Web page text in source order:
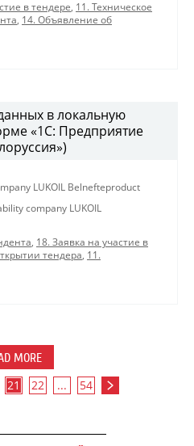
в тендере, 11. Техническое
, 14. Объявление об
в локальную
«1С: Предприятие
LUKOIL Belnefteproduct
company LUKOIL
, 18. Заявка на участие в
тендера, 11.
MORE
21 22 ... 54